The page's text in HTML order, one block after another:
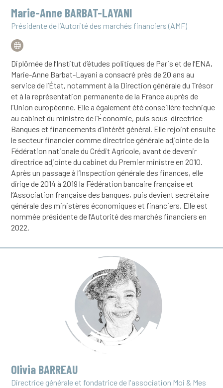
Marie-Anne BARBAT-LAYANI
Présidente de l’Autorité des marchés financiers (AMF)
Diplômée de l’Institut d’études politiques de Paris et de l’ENA,
Marie-Anne Barbat-Layani a consacré près de 20 ans au
service de l’État, notamment à la Direction générale du Trésor
et à la représentation permanente de la France auprès de
l’Union européenne. Elle a également été conseillère technique
au cabinet du ministre de l’Économie, puis sous-directrice
Banques et financements d’intérêt général. Elle rejoint ensuite
le secteur financier comme directrice générale adjointe de la
Fédération nationale du Crédit Agricole, avant de devenir
directrice adjointe du cabinet du Premier ministre en 2010.
Après un passage à l’Inspection générale des finances, elle
dirige de 2014 à 2019 la Fédération bancaire française et
l’Association française des banques, puis devient secrétaire
générale des ministères économiques et financiers. Elle est
nommée présidente de l’Autorité des marchés financiers en
2022.
Olivia BARREAU
Directrice générale et fondatrice de l'association Moi & Mes